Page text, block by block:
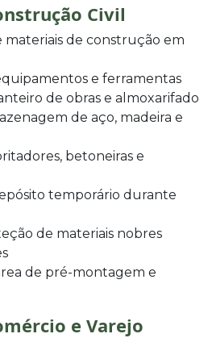
Civil
de construção em
e ferramentas
de obras e almoxarifado
de aço, madeira e
betoneiras e
temporário durante
de materiais nobres
de pré-montagem e
e Varejo